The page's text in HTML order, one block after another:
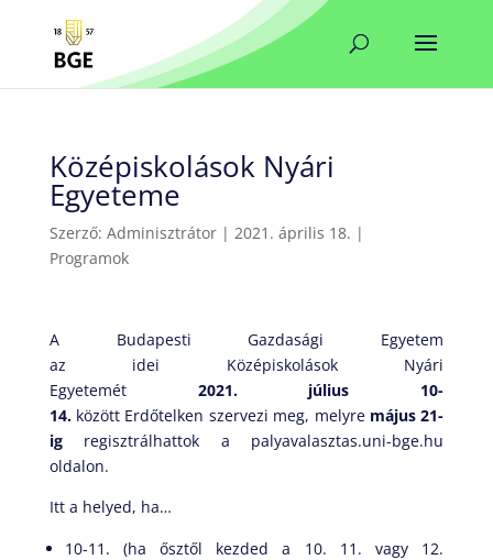
Középiskolások Nyári
Egyeteme
Szerző: Adminisztrátor| 2021. április 18. |
Programok
A Budapesti Gazdasági Egyetem
az idei Középiskolások Nyári
Egyetemét 2021. július 10-
14.között Erdőtelken szervezi meg, melyre május21-
igregisztrálhattok a palyavalasztas.uni-bge.hu
oldalon.
Itt a helyed, ha…
10-11. (ha ősztől kezded a 10. 11. vagy 12.